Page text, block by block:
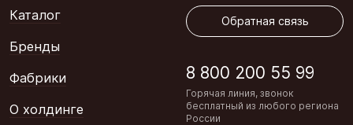
Каталог
Бренды
Фабрики
О холдинге
Обратная связь
8 800 200 55 99
Горячая линия, звонок
бесплатный из любого региона
России